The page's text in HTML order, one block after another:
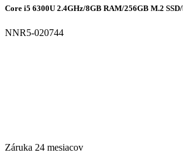
Core i5 6300U 2.4GHz/8GB RAM/256GB M.2
NNR5-020744
Záruka 24 mesiacov